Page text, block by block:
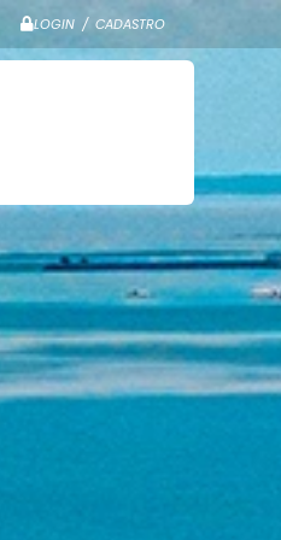
LOGIN / CADASTRO